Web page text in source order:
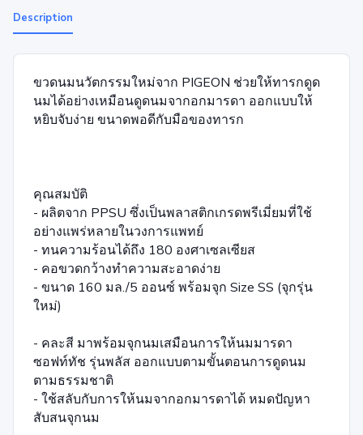
Description
ขวดนมนวัตกรรมใหม่จาก PIGEON ช่วยให้ทารกดูด
นมได้อย่างเหมือนดูดนมจากอกมารดา ออกแบบให้
หยิบจับง่าย ขนาดพอดีกับมือของทารก
คุณสมบัติ
- ผลิตจาก PPSU ซึ่งเป็นพลาสติกเกรดพรีเมี่ยมที่ใช้
อย่างแพร่หลายในวงการแพทย์
- ทนความร้อนได้ถึง 180 องศาเซลเซียส
- คอขวดกว้างทำความสะอาดง่าย
- ขนาด 160 มล./5 ออนซ์ พร้อมจุก Size SS (จุกรุ่น
ใหม่)
- คละสี มาพร้อมจุกนมเสมือนการให้นมมารดา
ซอฟท์ทัช รุ่นพลัส ออกแบบตามขั้นตอนการดูดนม
ตามธรรมชาติ
- ใช้สลับกับการให้นมจากอกมารดาได้ หมดปัญหา
สับสนจุกนม